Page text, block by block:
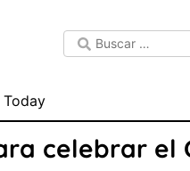
celebrar el